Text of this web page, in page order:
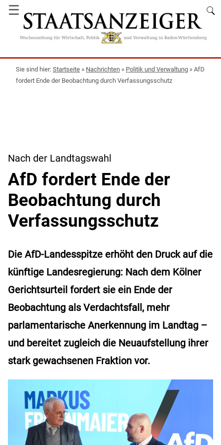
☰
Startseite » Nachrichten » Politik und Verwaltung » AfD
fordert Ende der Beobachtung durch Verfassungsschutz
Nach der Landtagswahl
AfD fordert Ende der
Beobachtung durch
Verfassungsschutz
Die AfD-Landesspitze erhöht den Druck auf die
künftige Landesregierung: Nach dem Kölner
Gerichtsurteil fordert sie ein Ende der
Beobachtung als Verdachtsfall, mehr
parlamentarische Anerkennung im Landtag –
und bereitet zugleich die Neuaufstellung ihrer
stark gewachsenen Fraktion vor.